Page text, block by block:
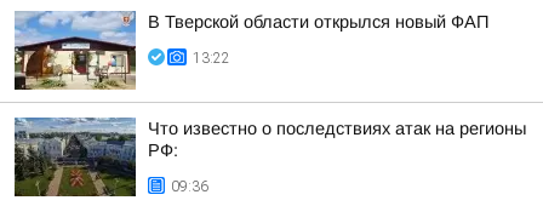
В Тверской области открылся новый ФАП
13:22
Что известно о последствиях атак на регионы
РФ:
09:36